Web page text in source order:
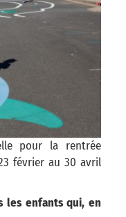
pour la rentrée
février au 30 avril
les enfants qui, en